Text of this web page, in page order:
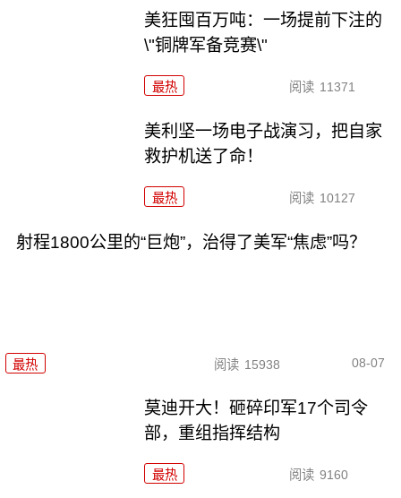
美狂囤百万吨：一场提前下注的
\"铜牌军备竞赛\"
最热 阅读 11371
美利坚一场电子战演习，把自家
救护机送了命！
最热 阅读 10127
射程1800公里的“巨炮”，治得了美军“焦虑”吗？
最热 阅读 15938 08-07
莫迪开大！砸碎印军17个司令
部，重组指挥结构
最热 阅读 9160